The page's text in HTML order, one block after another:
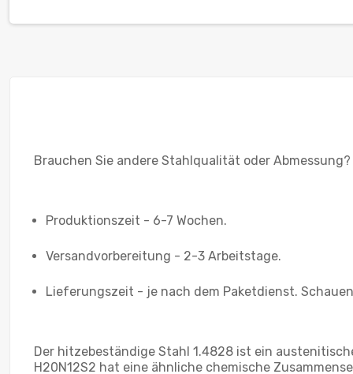
Brauchen Sie andere Stahlqualität oder
Produktionszeit - 6-7 Wochen.
Versandvorbereitung - 2-3 Arbeitstage.
Lieferungszeit - je nach dem Paketdienst.
Der hitzebeständige Stahl 1.4828 ist ein
H20N12S2 hat eine ähnliche chemische